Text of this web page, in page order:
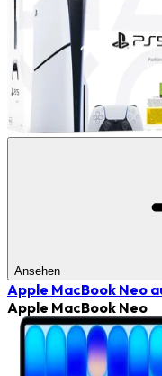
Ansehen
Apple MacBook Neo
Apple MacBook Neo